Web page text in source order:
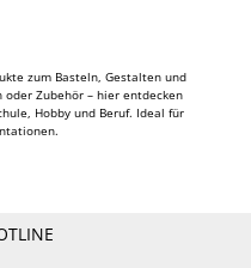
zum Basteln, Gestalten und
Zubehör – hier entdecken
Hobby und Beruf. Ideal für